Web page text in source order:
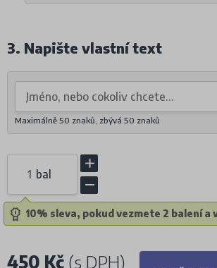
3. Napište vlastní text
Maximálně 50 znaků, zbývá 50 znaků
bal
10% sleva, pokud vezmete 2 balení a
450 Kč (s DPH)